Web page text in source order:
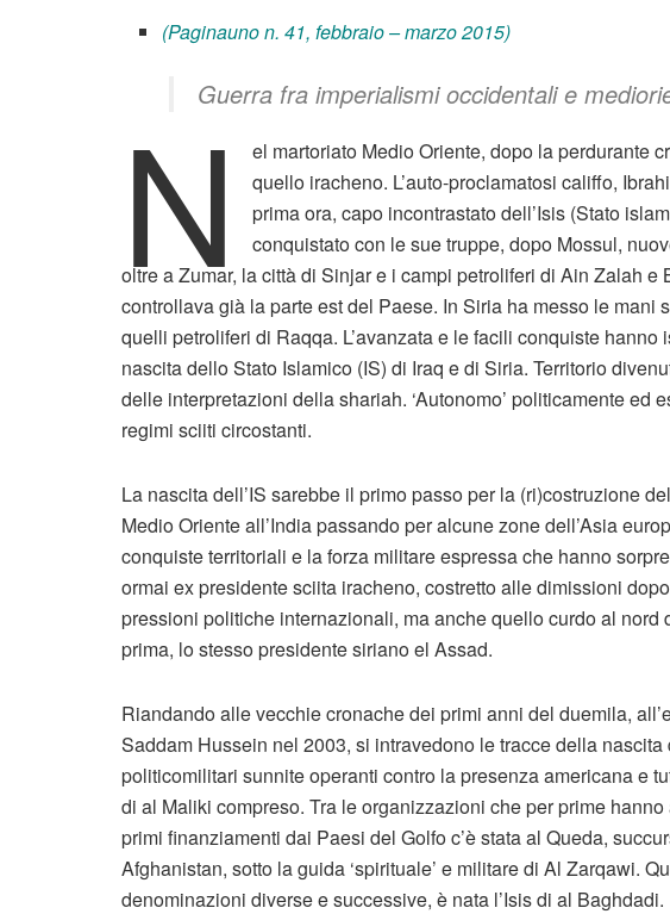
(Paginauno n. 41, febbraio – marzo 2015)
Guerra fra imperialismi occidentali e
N
el martoriato Medio Oriente, dopo la perdurante
quello iracheno. L’auto-proclamatosi califfo,
prima ora, capo incontrastato dell’Isis (Stato
conquistato con le sue truppe, dopo Mossul,
oltre a Zumar, la città di Sinjar e i campi petroliferi di Ain Zalah
controllava già la parte est del Paese. In Siria ha messo le mani
quelli petroliferi di Raqqa. L’avanzata e le facili conquiste hanno
nascita dello Stato Islamico (IS) di Iraq e di Siria. Territorio
delle interpretazioni della shariah. ‘Autonomo’ politicamente ed
regimi sciiti circostanti.
La nascita dell’IS sarebbe il primo passo per la (ri)costruzione
Medio Oriente all’India passando per alcune zone dell’Asia
conquiste territoriali e la forza militare espressa che hanno
ormai ex presidente sciita iracheno, costretto alle dimissioni
pressioni politiche internazionali, ma anche quello curdo al nord
prima, lo stesso presidente siriano el Assad.
Riandando alle vecchie cronache dei primi anni del duemila,
Saddam Hussein nel 2003, si intravedono le tracce della
politicomilitari sunnite operanti contro la presenza americana e
di al Maliki compreso. Tra le organizzazioni che per prime
primi finanziamenti dai Paesi del Golfo c’è stata al Queda,
Afghanistan, sotto la guida ‘spirituale’ e militare di Al Zarqawi.
denominazioni diverse e successive, è nata l’Isis di al Baghdadi.